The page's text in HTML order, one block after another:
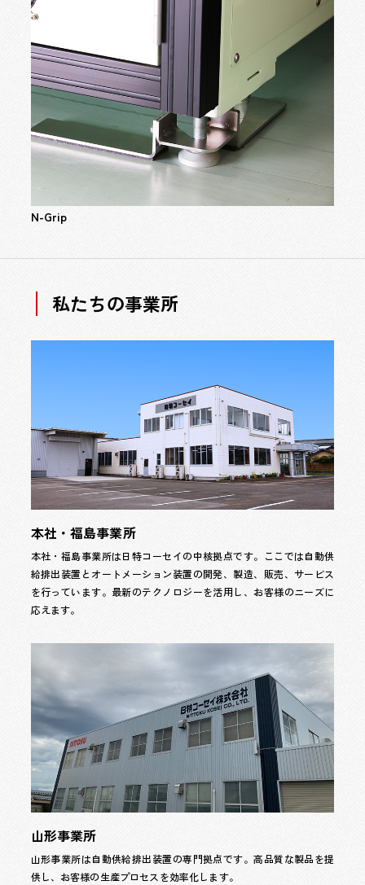
N-Grip
私たちの事業所
本社・福島事業所
本社・福島事業所は日特コーセイの中核拠点です。ここでは自動供
給排出装置とオートメーション装置の開発、製造、販売、サービス
を行っています。最新のテクノロジーを活用し、お客様のニーズに
応えます。
山形事業所
山形事業所は自動供給排出装置の専門拠点です。高品質な製品を提
供し、お客様の生産プロセスを効率化します。